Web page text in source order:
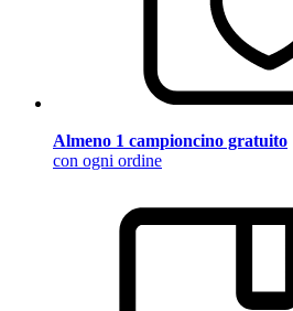
Almeno 1 campioncino gratuito
con ogni ordine